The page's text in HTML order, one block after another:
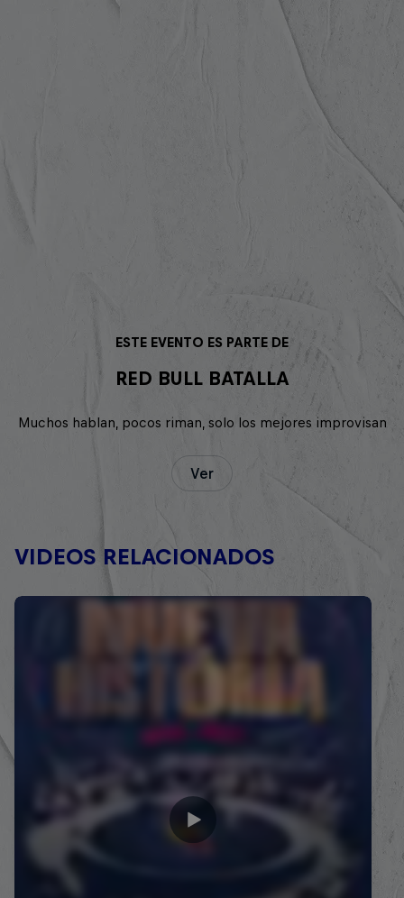
ESTE EVENTO ES PARTE DE
RED BULL BATALLA
Muchos hablan, pocos riman, solo los mejores improvisan
Ver
VIDEOS RELACIONADOS